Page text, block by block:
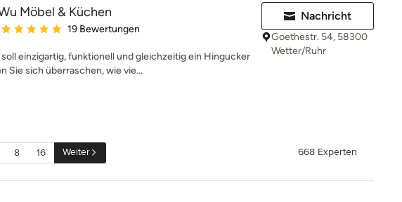
Möbel & Küchen
Bewertung: 4.9 von 5 Sternen
19 Bewertungen
einzigartig, funktionell und gleichzeitig ein Hingucker
Sie sich überraschen, wie vie...
Nachricht
Goethestr. 54, 58300
Wetter/Ruhr
8 16 Weiter 668 Experten